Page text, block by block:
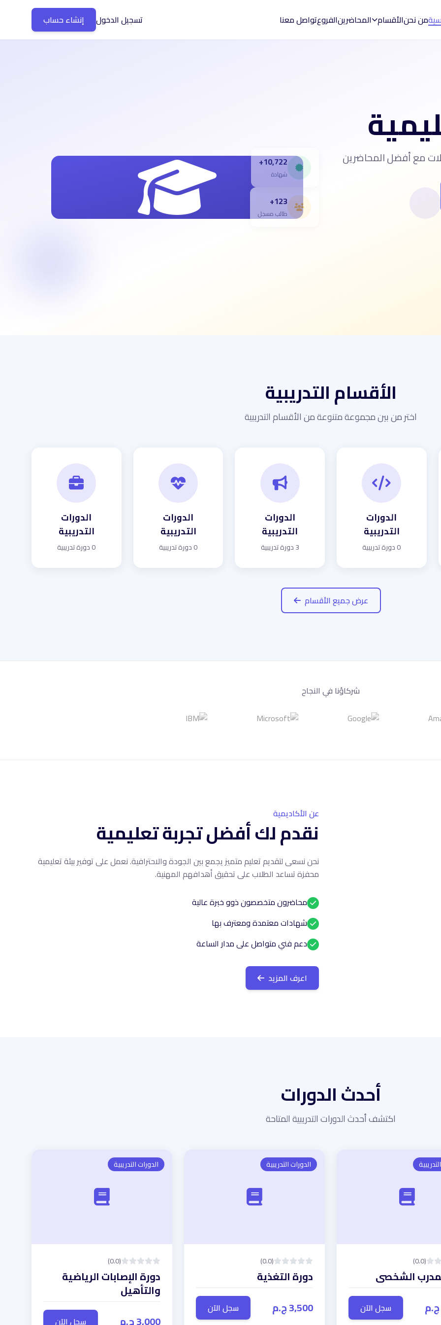
من نحنالأقسام المحاضرينالفروعتواصل معنا تسجيل الدخول إنشاء حساب
مع أفضل المحاضرين
123+
طالب مسجل
10,722+
شهادة
الأقسام التدريبية
اختر من بين مجموعة متنوعة من الأقسام التدريبية
الدورات
التدريبية
0 دورة تدريبية
الدورات
التدريبية
3 دورة تدريبية
الدورات
التدريبية
0 دورة تدريبية
الدورات
التدريبية
0 دورة تدريبية
عرض جميع الأقسام
شركاؤنا في النجاح
عن الأكاديمية
نقدم لك أفضل تجربة تعليمية
نحن نسعى لتقديم تعليم متميز يجمع بين الجودة والاحترافية. نعمل على توفير بيئة تعليمية
محفزة تساعد الطلاب على تحقيق أهدافهم المهنية.
محاضرون متخصصون ذوو خبرة عالية
شهادات معتمدة ومعترف بها
دعم فني متواصل على مدار الساعة
اعرف المزيد
أحدث الدورات
اكتشف أحدث الدورات التدريبية المتاحة
(0.0)
سجل الآن
الدورات التدريبية
(0.0)
دورة التغذية
3,500 ج.م
سجل الآن
الدورات التدريبية
(0.0)
دورة الإصابات الرياضية
والتأهيل
3,000 ج.م
سجل الآن